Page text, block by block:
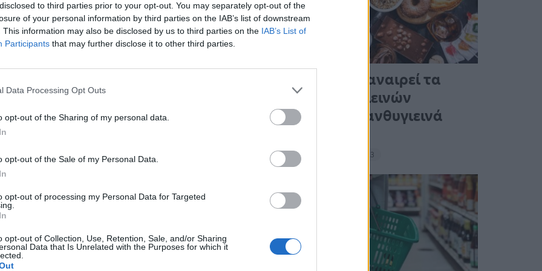
to third parties prior to your opt-out. You may separately opt-out of the
of your personal information by third parties on the IAB’s list of downstream
This information may also be disclosed by us to third parties on the IAB’s List of
Participants that may further disclose it to other third parties.
Data Processing Opt Outs
opt-out of the Sharing of my personal data.
opt-out of the Sale of my Personal Data.
opt-out of processing my Personal Data for Targeted
opt-out of Collection, Use, Retention, Sale, and/or Sharing
Data that Is Unrelated with the Purposes for which it
της Τρίτης (25/10) σε επιτυχή επέμβαση σε
αφαιρέθηκε ένα οζίδιο. Η
στο Πανεπιστημιακό Νοσοκομείο
στις 12:30.
ήταν καλή, ενώ είναι προφανές ότι
ταξίδι της στη Λειψία, για την
του Champions League.
Ένας στους 4 αναιρεί τα
οφέλη των υγιεινών
γευμάτων με ανθυγιεινά
18:11 - 15 Σεπτεμβρίου 2023